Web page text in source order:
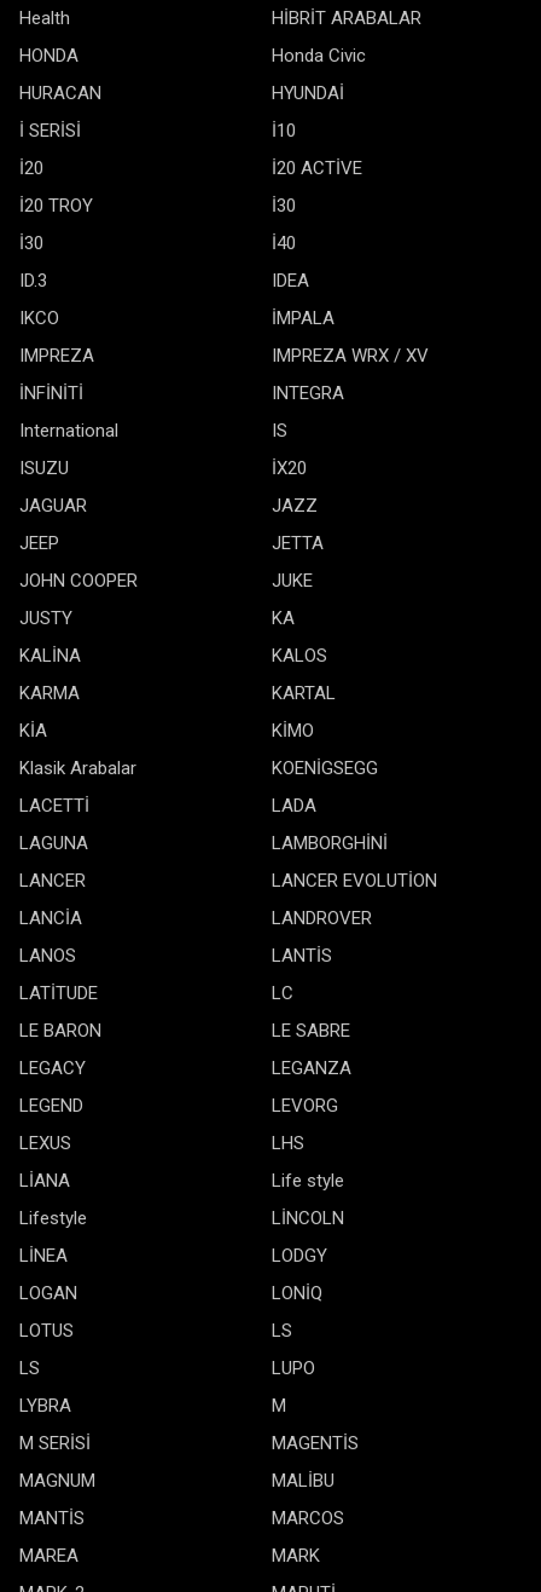
Health
HİBRİT ARABALAR
HONDA
Honda Civic
HURACAN
HYUNDAİ
İ SERİSİ
İ10
İ20
İ20 ACTİVE
İ20 TROY
İ30
İ30
İ40
ID.3
IDEA
IKCO
İMPALA
IMPREZA
IMPREZA WRX / XV
İNFİNİTİ
INTEGRA
International
IS
ISUZU
İX20
JAGUAR
JAZZ
JEEP
JETTA
JOHN COOPER
JUKE
JUSTY
KA
KALİNA
KALOS
KARMA
KARTAL
KİA
KİMO
Klasik Arabalar
KOENİGSEGG
LACETTİ
LADA
LAGUNA
LAMBORGHİNİ
LANCER
LANCER EVOLUTİON
LANCİA
LANDROVER
LANOS
LANTİS
LATİTUDE
LC
LE BARON
LE SABRE
LEGACY
LEGANZA
LEGEND
LEVORG
LEXUS
LHS
LİANA
Life style
Lifestyle
LİNCOLN
LİNEA
LODGY
LOGAN
LONİQ
LOTUS
LS
LS
LUPO
LYBRA
M
M SERİSİ
MAGENTİS
MAGNUM
MALİBU
MANTİS
MARCOS
MAREA
MARK